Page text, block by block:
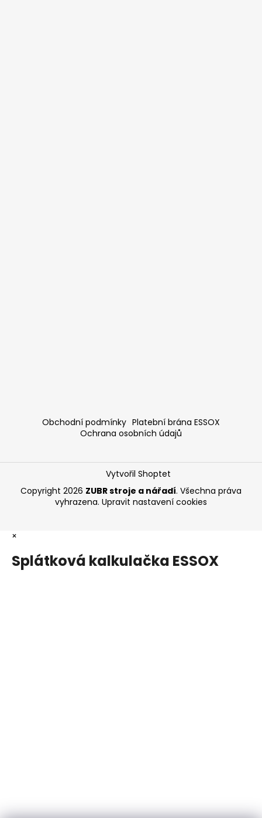
Obchodní podmínky Platební brána ESSOX
Ochrana osobních údajů
Vytvořil Shoptet
Copyright 2026 ZUBR stroje a nářadí. Všechna práva
vyhrazena. Upravit nastavení cookies
×
Splátková kalkulačka ESSOX